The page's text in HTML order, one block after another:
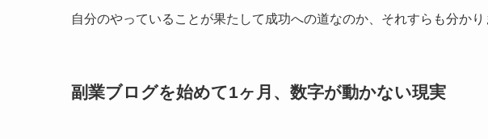
自分のやっていることが果たして成功への道なのか、それすらも分かり
副業ブログを始めて1ヶ月、数字が動かない現実